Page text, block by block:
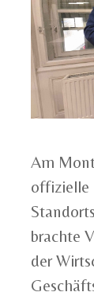
Am
offizielle
brachte
der